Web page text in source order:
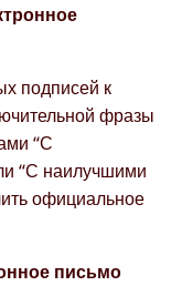
подписей к
фразы
“С
“С наилучшими
официальное
письмо